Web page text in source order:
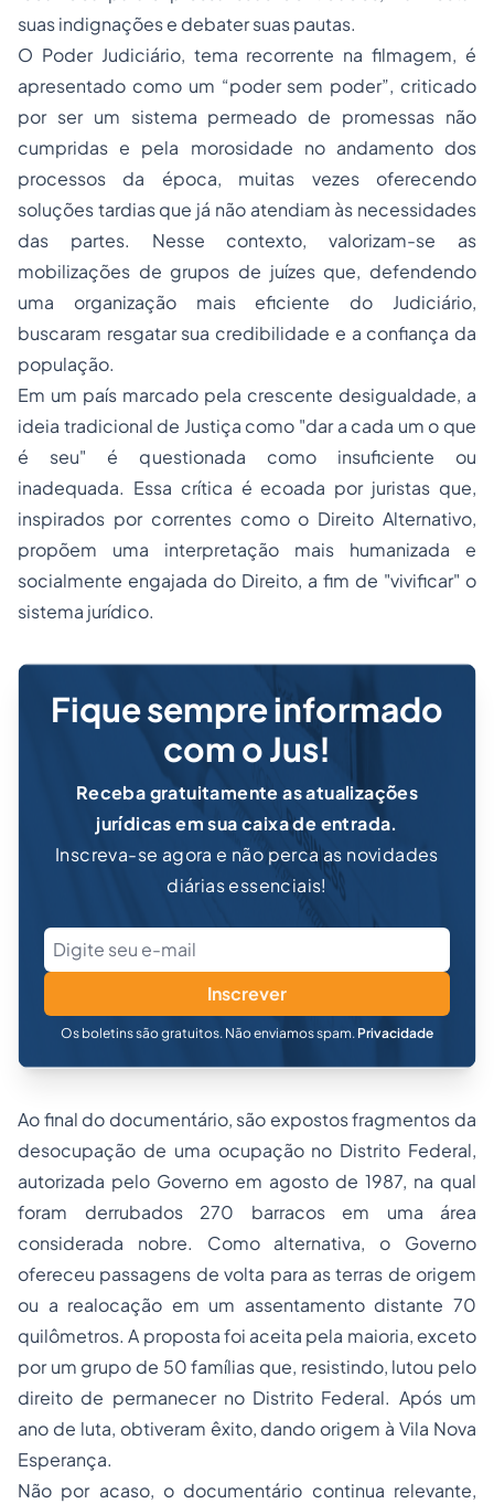
suas indignações e debater suas pautas.
O Poder Judiciário, tema recorrente na filmagem, é
apresentado como um “poder sem poder”, criticado
por ser um sistema permeado de promessas não
cumpridas e pela morosidade no andamento dos
processos da época, muitas vezes oferecendo
soluções tardias que já não atendiam às necessidades
das partes. Nesse contexto, valorizam-se as
mobilizações de grupos de juízes que, defendendo
uma organização mais eficiente do Judiciário,
buscaram resgatar sua credibilidade e a confiança da
população.
Em um país marcado pela crescente desigualdade, a
ideia tradicional de Justiça como "dar a cada um o que
é seu" é questionada como insuficiente ou
inadequada. Essa crítica é ecoada por juristas que,
inspirados por correntes como o Direito Alternativo,
propõem uma interpretação mais humanizada e
socialmente engajada do Direito, a fim de "vivificar" o
sistema jurídico.
Fique sempre informado
com o Jus!
Receba gratuitamente as atualizações
jurídicas em sua caixa de entrada.
Inscreva-se agora e não perca as novidades
diárias essenciais!
Inscrever
Os boletins são gratuitos. Não enviamos spam. Privacidade
Ao final do documentário, são expostos fragmentos da
desocupação de uma ocupação no Distrito Federal,
autorizada pelo Governo em agosto de 1987, na qual
foram derrubados 270 barracos em uma área
considerada nobre. Como alternativa, o Governo
ofereceu passagens de volta para as terras de origem
ou a realocação em um assentamento distante 70
quilômetros. A proposta foi aceita pela maioria, exceto
por um grupo de 50 famílias que, resistindo, lutou pelo
direito de permanecer no Distrito Federal. Após um
ano de luta, obtiveram êxito, dando origem à Vila Nova
Esperança.
Não por acaso, o documentário continua relevante,